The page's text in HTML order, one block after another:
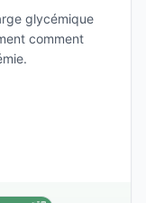
glycémique
comment